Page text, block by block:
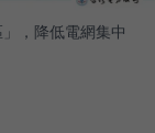
，降低電網集中